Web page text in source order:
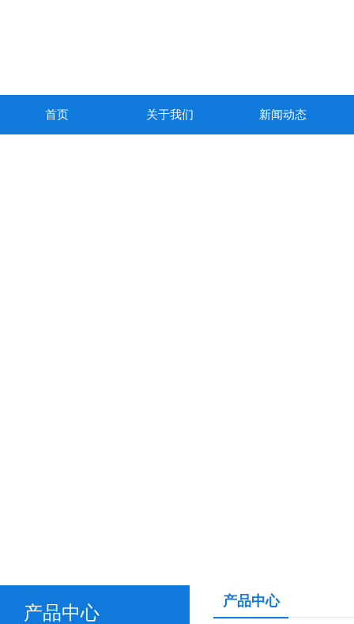
首页 关于我们 新闻动态
产品中心
产品中心